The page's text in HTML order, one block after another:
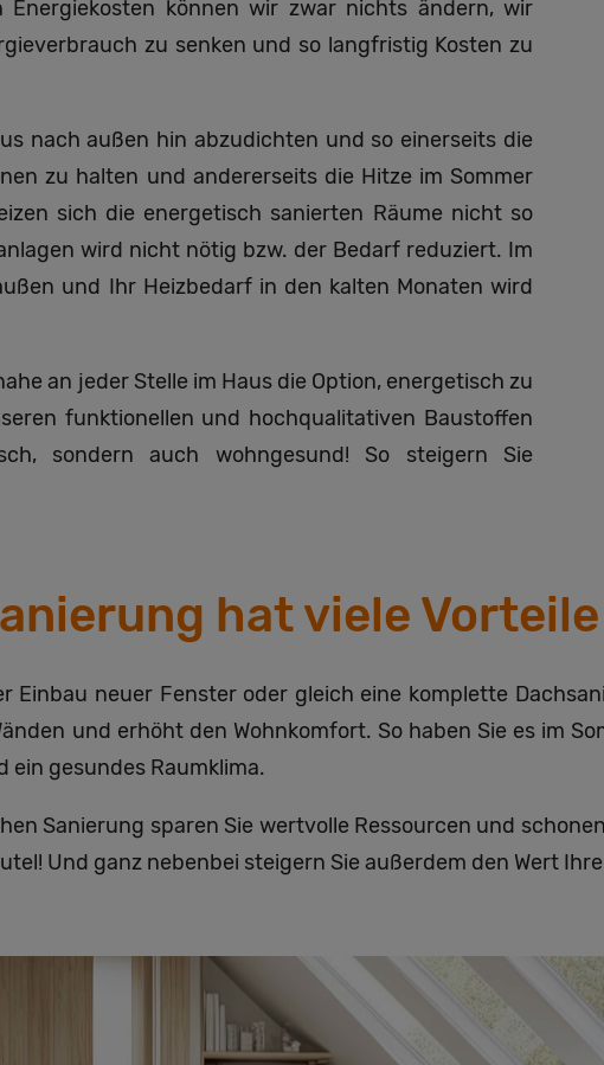
können wir zwar nichts ändern, wir
zu senken und so langfristig Kosten zu
nach außen hin abzudichten und so einerseits die
zu halten und andererseits die Hitze im Sommer
sich die energetisch sanierten Räume nicht so
wird nicht nötig bzw. der Bedarf reduziert. Im
und Ihr Heizbedarf in den kalten Monaten wird
an jeder Stelle im Haus die Option, energetisch zu
funktionellen und hochqualitativen Baustoffen
sondern auch wohngesund! So steigern Sie
hat viele Vorteile
Einbau neuer Fenster oder gleich eine komplette
und erhöht den Wohnkomfort. So haben Sie es im
ein gesundes Raumklima.
Sanierung sparen Sie wertvolle Ressourcen und
Und ganz nebenbei steigern Sie außerdem den Wert